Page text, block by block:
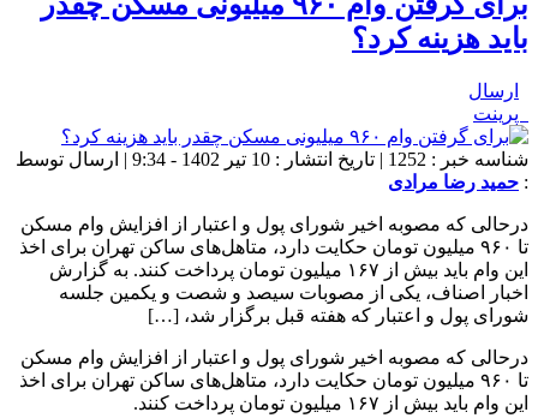
باید هزینه کرد؟
ارسال
پرینت
شناسه خبر : 1252 | تاریخ انتشار : 10 تیر 1402 - 9:34 | ارسال توسط
: حمید رضا مرادی
درحالی که مصوبه اخیر شورای پول و اعتبار از افزایش وام مسکن
تا ۹۶۰ میلیون تومان حکایت دارد، متاهل‌های ساکن تهران برای اخذ
این وام باید بیش از ۱۶۷ میلیون تومان پرداخت کنند. به گزارش
اخبار اصناف، یکی از مصوبات سیصد و شصت و یکمین جلسه
شورای پول و اعتبار که هفته قبل برگزار شد، […]
درحالی که مصوبه اخیر شورای پول و اعتبار از افزایش وام مسکن
تا ۹۶۰ میلیون تومان حکایت دارد، متاهل‌های ساکن تهران برای اخذ
این وام باید بیش از ۱۶۷ میلیون تومان پرداخت کنند.